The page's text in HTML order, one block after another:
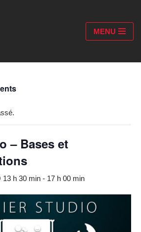
MENU
– Bases et
13 h 30 min - 17 h 00 min